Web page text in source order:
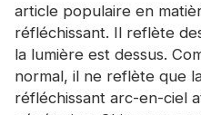
article populaire en
réfléchissant. Il reflète
la lumière est dessus.
normal, il ne reflète que
réfléchissant arc-en-ciel